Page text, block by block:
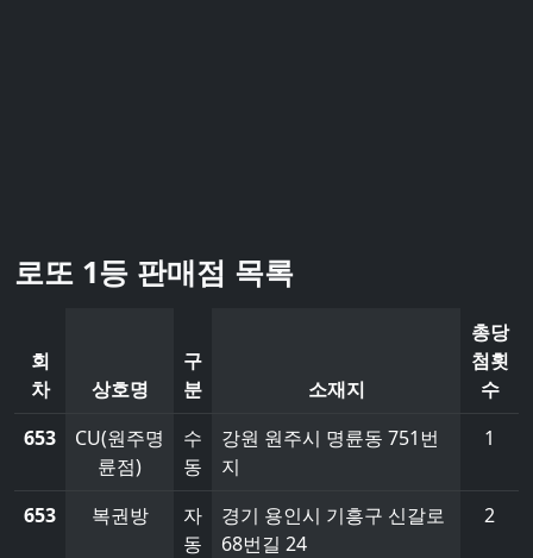
로또 1등 판매점 목록
회
차
상호명
구
분
소재지
총당
첨횟
수
653
CU(원주명
륜점)
수
동
강원 원주시 명륜동 751번
지
1
653 복권방
자
동
경기 용인시 기흥구 신갈로
68번길 24
2